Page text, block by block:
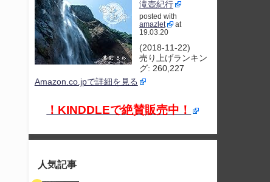
滝壺紀行
posted with
amazlet
at
19.03.20
(2018-11-22)
売り上げランキン
グ: 260,227
Amazon.co.jpで詳細を見る
！KINDDLEで絶賛販売中！
人気記事